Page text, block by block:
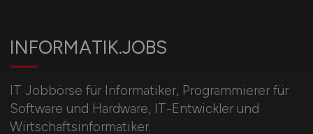
INFORMATIK.JOBS
IT Jobbörse für Informatiker, Programmierer für
Software und Hardware, IT-Entwickler und
Wirtschaftsinformatiker.